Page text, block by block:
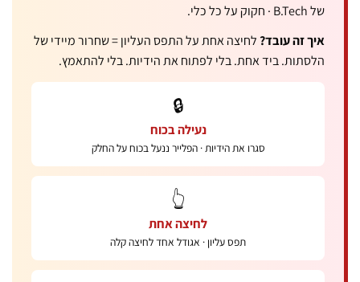
זה עובד?לחיצה אחת על התפס העליון = שחרור מיידי של
ביד אחת. בלי לפתוח את הידיות. בלי להתאמץ.
נעילה בכוח
סגרו את הידיות · הפלייר ננעל בכוח על החלק
לחיצה אחת
תפס עליון · אגודל אחד לחיצה קלה